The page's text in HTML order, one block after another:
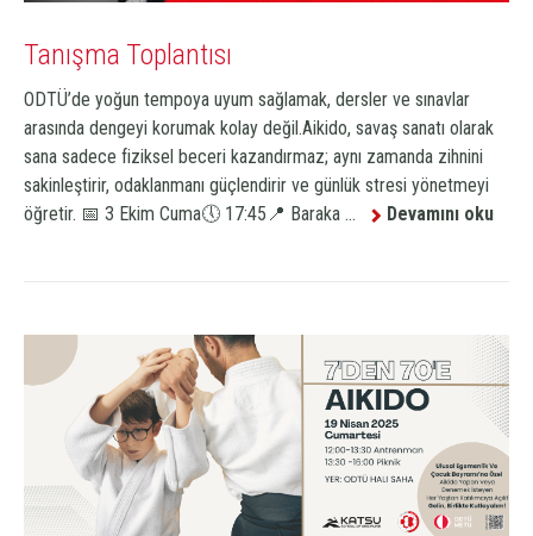
Tanışma Toplantısı
ODTÜ’de yoğun tempoya uyum sağlamak, dersler ve sınavlar
arasında dengeyi korumak kolay değil.Aikido, savaş sanatı olarak
sana sadece fiziksel beceri kazandırmaz; aynı zamanda zihnini
sakinleştirir, odaklanmanı güçlendirir ve günlük stresi yönetmeyi
öğretir. 📅 3 Ekim Cuma🕔 17:45📍 Baraka ...
Devamını oku